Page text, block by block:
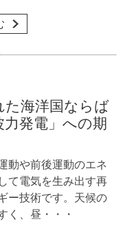
た海洋国ならば
力発電」への期
動や前後運動のエネ
て電気を生み出す再
ー技術です。天候の
く、昼・・・